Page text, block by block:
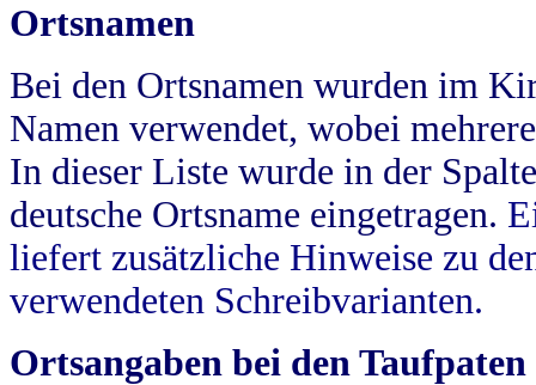
Ortsnamen
Bei den Ortsnamen wurden im
Namen verwendet, wobei
In dieser Liste wurde in der
deutsche Ortsname eingetragen.
liefert zusätzliche Hinweise zu
verwendeten Schreibvarianten.
Ortsangaben bei den Taufpaten